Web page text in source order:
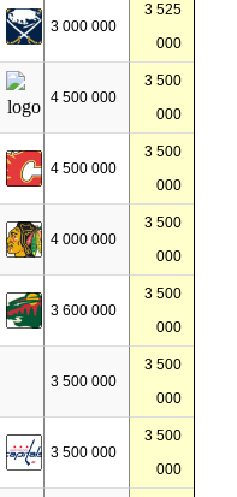
3 000 000
3 525
000
4 500 000
3 500
000
4 500 000
3 500
000
4 000 000
3 500
000
3 600 000
3 500
000
3 500 000
3 500
000
3 500 000
3 500
000